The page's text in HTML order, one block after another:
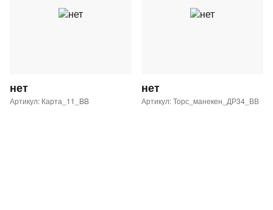
нет
Артикул: Карта_11_BB
нет
Артикул: Торс_манекен_ДР34_ВВ